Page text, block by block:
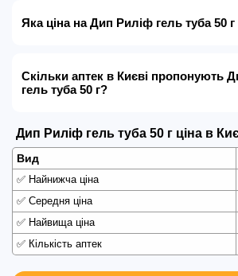
Яка ціна на Дип Риліф гель туба 50 г
Скільки аптек в Києві пропонують
гель туба 50 г?
Дип Риліф гель туба 50 г ціна в
Вид
✅ Найнижча ціна
✅ Середня ціна
✅ Найвища ціна
✅ Кількість аптек